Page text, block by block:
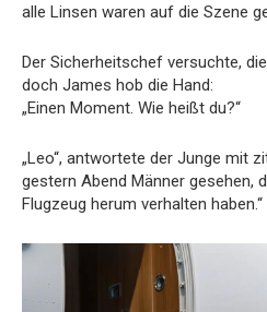
alle Linsen waren auf die Szene
Der Sicherheitschef versuchte,
doch James hob die Hand:
„Einen Moment. Wie heißt du?“
„Leo“, antwortete der Junge mit
gestern Abend Männer gesehen,
Flugzeug herum verhalten haben.“